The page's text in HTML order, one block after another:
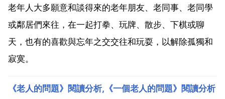
老年人大多願意和談得來的老年朋友、老同事、老同學
或鄰居們來往，在一起打拳、玩牌、散步、下棋或聊
天，也有的喜歡與忘年之交交往和玩耍，以解除孤獨和
寂寞。
《老人的問題》閱讀分析,《一個老人的問題》閱讀分析